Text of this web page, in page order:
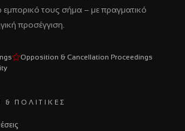
εμπορικό τους σήμα – με πραγματικό
προσέγγιση.
Opposition & Cancellation Proceedings
ΠΟΛΙΤΙΚΈΣ